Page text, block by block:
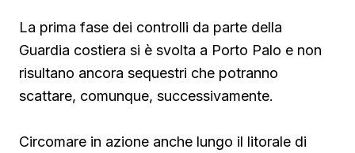
La prima fase dei controlli da parte della
Guardia costiera si è svolta a Porto Palo e non
risultano ancora sequestri che potranno
scattare, comunque, successivamente.
Circomare in azione anche lungo il litorale di